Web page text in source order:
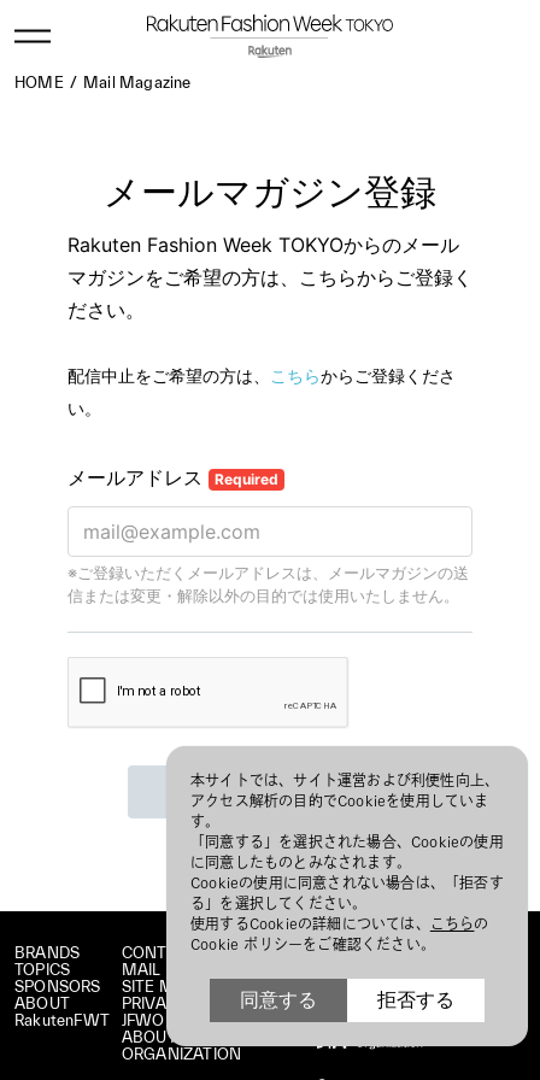
HOME Mail Magazine
BRANDS
TOPICS
SPONSORS
ABOUT
RakutenFWT
CONTACT
MAIL MAGAZINE
SITE MAP
PRIVACY POLICY
JFWO LINK
ABOUT JFW
ORGANIZATION
本サイトでは、サイト運営および利便性向上、
アクセス解析の目的でCookieを使用していま
す。
「同意する」を選択された場合、Cookieの使用
に同意したものとみなされます。
Cookieの使用に同意されない場合は、「拒否す
る」を選択してください。
使用するCookieの詳細については、
こちらの
Cookie ポリシーをご確認ください。
同意する 拒否する